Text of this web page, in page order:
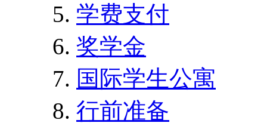
学费支付
奖学金
国际学生公寓
行前准备